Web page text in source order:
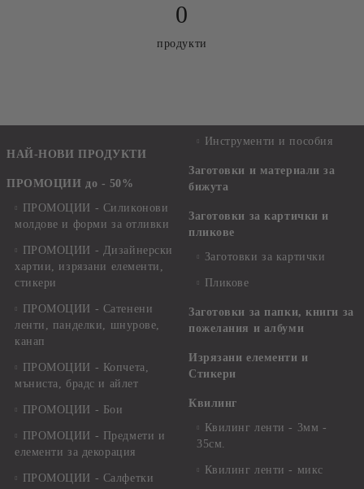
0
продукти
НАЙ-НОВИ ПРОДУКТИ
ПРОМОЦИИ до - 50%
ПРОМОЦИИ - Силиконови
молдове и форми за отливки
ПРОМОЦИИ - Дизайнерски
хартии, изрязани елементи,
стикери
ПРОМОЦИИ - Сатенени
ленти, панделки, шнурове,
канап
ПРОМОЦИИ - Копчета,
мъниста, брадс и айлет
ПРОМОЦИИ - Бои
ПРОМОЦИИ - Предмети и
елементи за декорация
ПРОМОЦИИ - Салфетки
Инструменти и пособия
Заготовки и материали за
бижута
Заготовки за картички и
пликове
Заготовки за картички
Пликове
Заготовки за папки, книги за
пожелания и албуми
Изрязани елементи и
Стикери
Квилинг
Квилинг ленти - 3мм -
35см.
Квилинг ленти - микс